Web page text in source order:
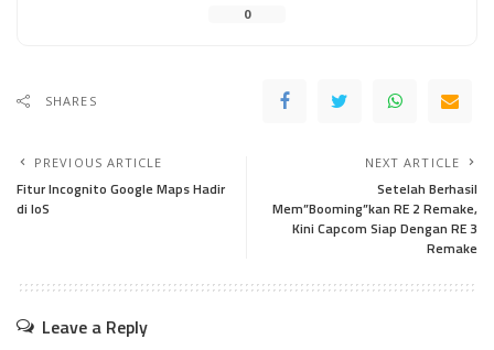
0
SHARES
PREVIOUS ARTICLE
Fitur Incognito Google Maps Hadir
di IoS
NEXT ARTICLE
Setelah Berhasil
Mem”Booming”kan RE 2 Remake,
Kini Capcom Siap Dengan RE 3
Remake
Leave a Reply